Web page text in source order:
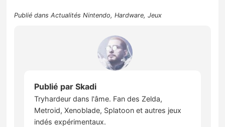
Publié dansActualités Nintendo,Hardware,Jeux
Publié parSkadi
Tryhardeur dans l'âme. Fan des Zelda,
Metroid, Xenoblade, Splatoon et autres jeux
indés expérimentaux.